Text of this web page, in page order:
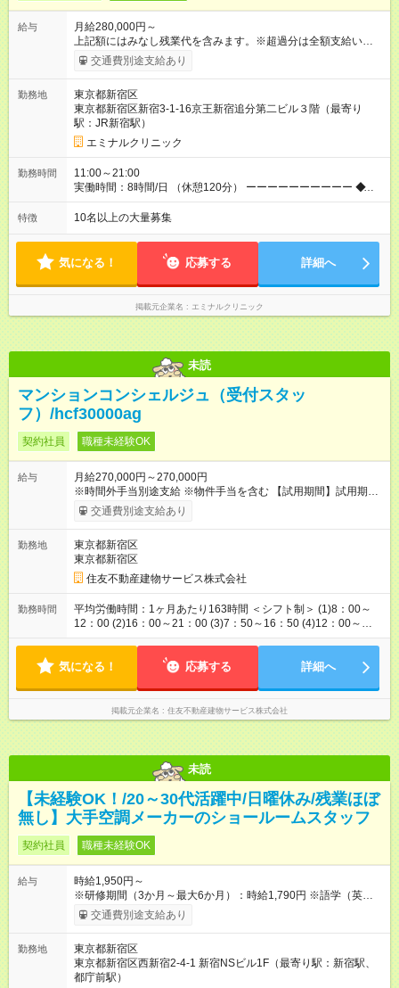
給与
月給280,000円～
上記額にはみなし残業代を含みます。※超過分は全額支給いたし
ます。 みなし残業代 38,100円／月 みなし残業時間 23時間／月
◆インセンティブを支給◆ 頑張りに応じて、インセンティブ（業
【年収800万円】を記録している先輩社員も在籍しています。
【試用期間】試用期間あり 試用期間の長さ：6ヶ月 ※ 雇用形態
と給与に、本採用時と異なる部分があります。 雇用形態：中途
採用（契約社員） 給与：月給 270,000円以上 上記額にはみなし
残業代を含みます。※超過分は全額支給いたします。 みなし残
業代 36,700円／月 みなし残業時間 23時間／月
交通費別途支給あり
勤務地
東京都新宿区
東京都新宿区新宿3-1-16京王新宿追分第二ビル３階（最寄り
駅：JR新宿駅）
エミナルクリニック
勤務時間
11:00～21:00
実働時間：8時間/日 （休憩120分） ーーーーーーーーーー ◆残
業少なめ＆通勤も楽々◆ ーーーーーーーーーー 始業時間は11時
とゆっくりなので、通勤ラッシュの中出社する大変さはありま
生活との両立が叶います。
特徴 10名以上の大量募集
気になる！ 応募する 詳細へ
掲載元企業名 エミナルクリニック
未読
マンションコンシェルジュ（受付スタッ
フ）/hcf30000ag
契約社員 職種未経験OK
給与
月給270,000円～270,000円
※時間外手当別途支給 ※物件手当を含む 【試用期間】試用期間
あり 試用期間の長さ：3ヶ月 雇用形態、給与は本採用時と同じ
です。
交通費別途支給あり
勤務地
東京都新宿区
東京都新宿区
住友不動産建物サービス株式会社
勤務時間
平均労働時間：1ヶ月あたり163時間 ＜シフト制＞ (1)8：00～
12：00 (2)16：00～21：00 (3)7：50～16：50 (4)12：00～
21：00 (5)8：00～21：00 など ※勤務時間は物件や状況によ
シフトにご対応いただきます。 ※2月は160時間 平均労働時間：
00～21：00 (3)7：50～16：50 (4)12：00～21：00 (5)8：00～
21：00 など ※勤務時間は物件や状況により異なります。 ※記
載の時間帯はあくまでも参考例で、複数のシフトにご対応いた
気になる！ 応募する 詳細へ
掲載元企業名 住友不動産建物サービス株式会社
未読
【未経験OK！/20～30代活躍中/日曜休み/残業ほぼ
無し】大手空調メーカーのショールームスタッフ
契約社員 職種未経験OK
給与
時給1,950円～
※研修期間（3か月～最大6か月）：時給1,790円 ※語学（英語・
中国語）対応が可能な場合は、プラス時給あり。 ◆月収例：月
収30万2250円(時給1,950円×実働7.75時間×20日勤務) ◆年収
45 開館準備 10：00 開館 10：00～12：00 接客・PC入力
12：00～13：00 休憩 13：00～15：00 法人向けツアー 15：
00～17：00 接客・製品学習 17：00 翌日準備 17：30 閉館 機
交通費別途支給あり
勤務地
東京都新宿区
東京都新宿区西新宿2-4-1 新宿NSビル1F（最寄り駅：新宿駅、
都庁前駅）